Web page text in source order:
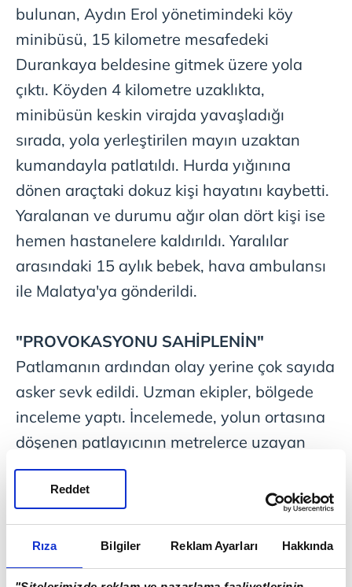
Rıza Bilgiler Reklam Ayarları Hakkında
Reddet
bulunan, Aydın Erol yönetimindeki köy
minibüsü, 15 kilometre mesafedeki
Durankaya beldesine gitmek üzere yola
çıktı. Köyden 4 kilometre uzaklıkta,
minibüsün keskin virajda yavaşladığı
sırada, yola yerleştirilen mayın uzaktan
kumandayla patlatıldı. Hurda yığınına
dönen araçtaki dokuz kişi hayatını kaybetti.
Yaralanan ve durumu ağır olan dört kişi ise
hemen hastanelere kaldırıldı. Yaralılar
arasındaki 15 aylık bebek, hava ambulansı
ile Malatya'ya gönderildi.
"PROVOKASYONU SAHİPLENİN"
Patlamanın ardından olay yerine çok sayıda
asker sevk edildi. Uzman ekipler, bölgede
inceleme yaptı. İncelemede, yolun ortasına
döşenen patlayıcının metrelerce uzayan
kablo ile bağlandığı ve bu yolla patlatıldığı
belirlendi. Bu sırada bir grup köylü, olay
yerine yakın bir noktada asker çantaları
bulunduğunu öne sürdü. Çantalardan
birinde iki adet mayın, diğerinde ise dürbün